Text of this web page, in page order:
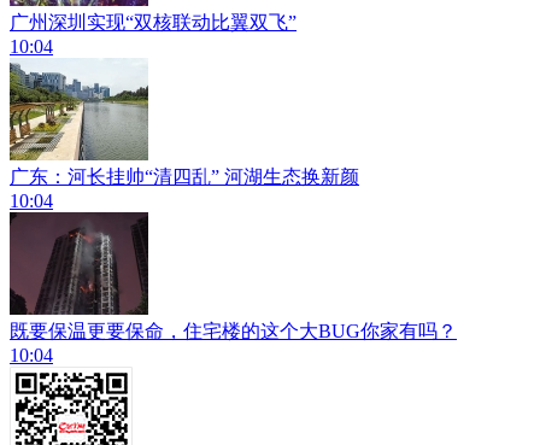
广州深圳实现“双核联动比翼双飞”
10:04
广东：河长挂帅“清四乱” 河湖生态换新颜
10:04
既要保温更要保命，住宅楼的这个大BUG你家有吗？
10:04